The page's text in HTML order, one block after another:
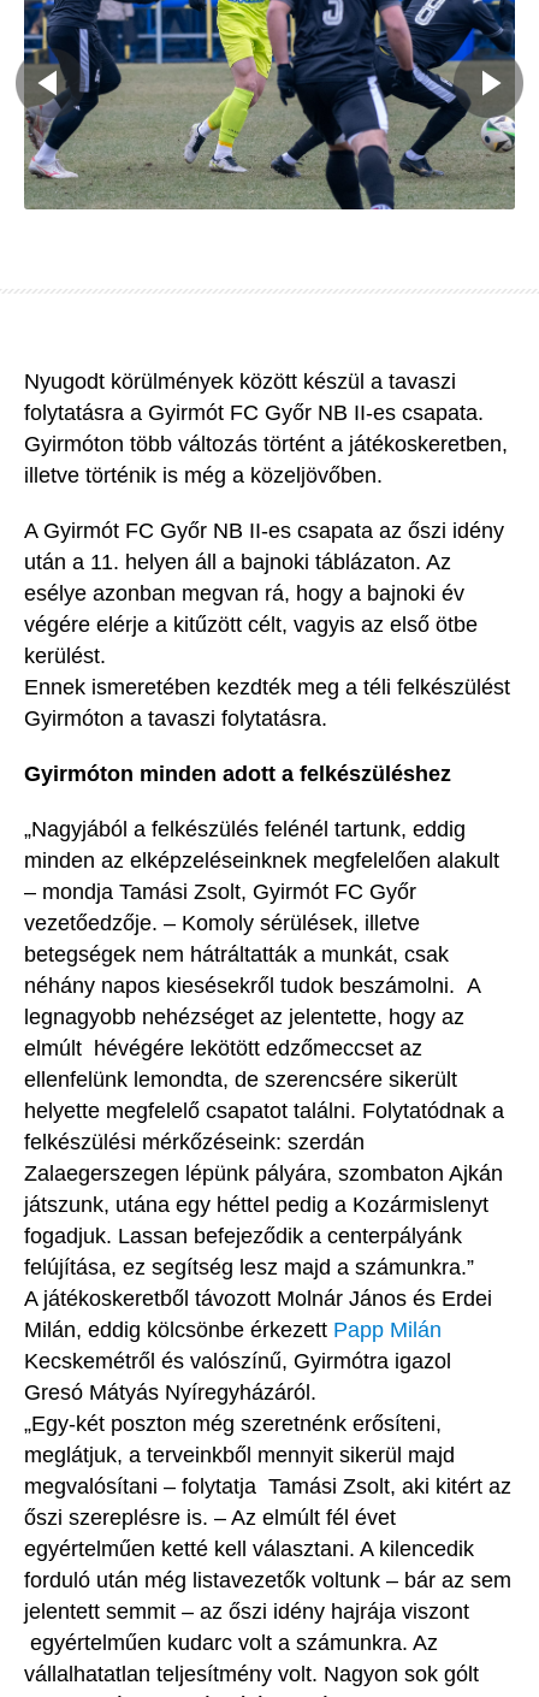
Nyugodt körülmények között készül a tavaszi
folytatásra a Gyirmót FC Győr NB II-es csapata.
Gyirmóton több változás történt a játékoskeretben,
illetve történik is még a közeljövőben.
A Gyirmót FC Győr NB II-es csapata az őszi idény
után a 11. helyen áll a bajnoki táblázaton. Az
esélye azonban megvan rá, hogy a bajnoki év
végére elérje a kitűzött célt, vagyis az első ötbe
kerülést.
Ennek ismeretében kezdték meg a téli felkészülést
Gyirmóton a tavaszi folytatásra.
Gyirmóton minden adott a felkészüléshez
„Nagyjából a felkészülés felénél tartunk, eddig
minden az elképzeléseinknek megfelelően alakult
– mondja Tamási Zsolt, Gyirmót FC Győr
vezetőedzője. – Komoly sérülések, illetve
betegségek nem hátráltatták a munkát, csak
néhány napos kiesésekről tudok beszámolni. A
legnagyobb nehézséget az jelentette, hogy az
elmúlt hévégére lekötött edzőmeccset az
ellenfelünk lemondta, de szerencsére sikerült
helyette megfelelő csapatot találni. Folytatódnak a
felkészülési mérkőzéseink: szerdán
Zalaegerszegen lépünk pályára, szombaton Ajkán
játszunk, utána egy héttel pedig a Kozármislenyt
fogadjuk. Lassan befejeződik a centerpályánk
felújítása, ez segítség lesz majd a számunkra.”
A játékoskeretből távozott Molnár János és Erdei
Milán, eddig kölcsönbe érkezett Papp Milán
Kecskemétről és valószínű, Gyirmótra igazol
Gresó Mátyás Nyíregyházáról.
„Egy-két poszton még szeretnénk erősíteni,
meglátjuk, a terveinkből mennyit sikerül majd
megvalósítani – folytatja Tamási Zsolt, aki kitért az
őszi szereplésre is. – Az elmúlt fél évet
egyértelműen ketté kell választani. A kilencedik
forduló után még listavezetők voltunk – bár az sem
jelentett semmit – az őszi idény hajrája viszont
egyértelműen kudarc volt a számunkra. Az
vállalhatatlan teljesítmény volt. Nagyon sok gólt